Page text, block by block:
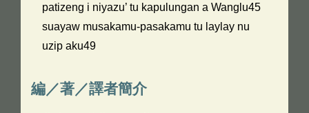
patizeng i niyazu’ tu kapulungan a Wanglu45
suayaw musakamu-pasakamu tu laylay nu
uzip aku49
編／著／譯者簡介